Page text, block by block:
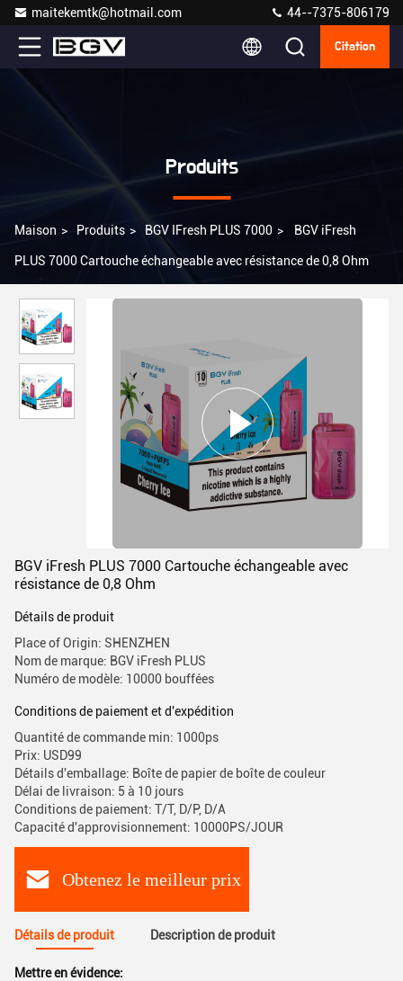
maitekemtk@hotmail.com 44--7375-806179
Citation
Produits
Maison > Produits > BGV IFresh PLUS 7000 > BGV iFresh
PLUS 7000 Cartouche échangeable avec résistance de 0,8 Ohm
BGV iFresh PLUS 7000 Cartouche échangeable avec
résistance de 0,8 Ohm
Détails de produit
Place of Origin: SHENZHEN
Nom de marque: BGV iFresh PLUS
Numéro de modèle: 10000 bouffées
Conditions de paiement et d'expédition
Quantité de commande min: 1000ps
Prix: USD99
Détails d'emballage: Boîte de papier de boîte de couleur
Délai de livraison: 5 à 10 jours
Conditions de paiement: T/T, D/P, D/A
Capacité d'approvisionnement: 10000PS/JOUR
Obtenez le meilleur prix
Détails de produit Description de produit
Mettre en évidence: